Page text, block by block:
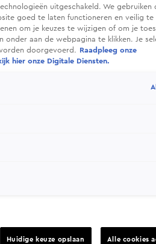
uitgeschakeld. We gebruiken
goed te laten functioneren en veilig te
om je keuzes te wijzigen of om je
aan de webpagina te klikken. Je
doorgevoerd.
Raadpleeg onze
hier onze Digitale Diensten.
Huidige keuze opslaan Alle cookies